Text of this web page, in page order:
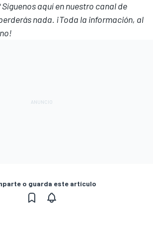
aquí en nuestro canal de
nada. ¡Toda la información, al
o guarda este artículo